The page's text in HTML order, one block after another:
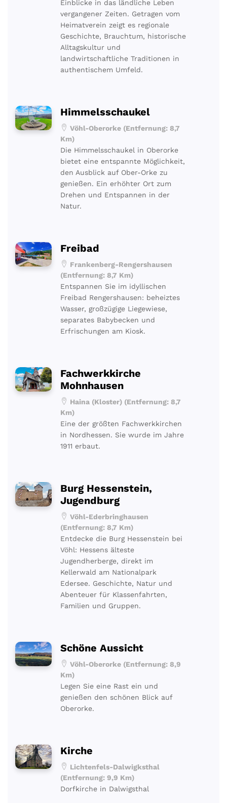
Einblicke in das ländliche Leben
vergangener Zeiten. Getragen vom
Heimatverein zeigt es regionale
Geschichte, Brauchtum, historische
Alltagskultur und
landwirtschaftliche Traditionen in
authentischem Umfeld.
Himmelsschaukel
Vöhl-Oberorke (Entfernung: 8,7
Km)
Die Himmelsschaukel in Oberorke
bietet eine entspannte Möglichkeit,
den Ausblick auf Ober-Orke zu
genießen. Ein erhöhter Ort zum
Drehen und Entspannen in der
Natur.
Freibad
Frankenberg-Rengershausen
(Entfernung: 8,7 Km)
Entspannen Sie im idyllischen
Freibad Rengershausen: beheiztes
Wasser, großzügige Liegewiese,
separates Babybecken und
Erfrischungen am Kiosk.
Fachwerkkirche
Mohnhausen
Haina (Kloster) (Entfernung: 8,7
Km)
Eine der größten Fachwerkkirchen
in Nordhessen. Sie wurde im Jahre
1911 erbaut.
Burg Hessenstein,
Jugendburg
Vöhl-Ederbringhausen
(Entfernung: 8,7 Km)
Entdecke die Burg Hessenstein bei
Vöhl: Hessens älteste
Jugendherberge, direkt im
Kellerwald am Nationalpark
Edersee. Geschichte, Natur und
Abenteuer für Klassenfahrten,
Familien und Gruppen.
Schöne Aussicht
Vöhl-Oberorke (Entfernung: 8,9
Km)
Legen Sie eine Rast ein und
genießen den schönen Blick auf
Oberorke.
Kirche
Lichtenfels-Dalwigksthal
(Entfernung: 9,9 Km)
Dorfkirche in Dalwigsthal